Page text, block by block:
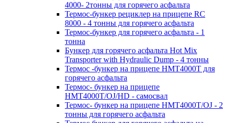
4000- 2тонны для горячего асфальта
Термос-бункер рециклер на прицепе RC
8000 - 4 тонны для горячего асфальта
Термос-бункер для горячего асфальта - 1
тонна
Бункер для горячего асфальта Hot Mix
Transporter with Hydraulic Dump - 4 тонны
Термос -бункер на прицепе HMT4000T для
горячего асфальта
Термос- бункер на прицепе
HMT4000T/OJ/HD - самосвал
Термос- бункер на прицепе HMT4000T/OJ - 2
тонны для горячего асфальта